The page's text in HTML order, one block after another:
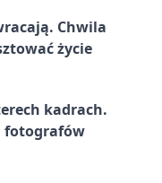
Chwila
życie
kadrach.
fotografów